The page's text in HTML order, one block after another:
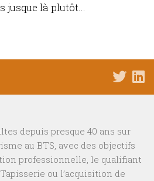
jusque là plutôt...
depuis presque 40 ans sur
au BTS, avec des objectifs
professionnelle, le qualifiant
ou l’acquisition de